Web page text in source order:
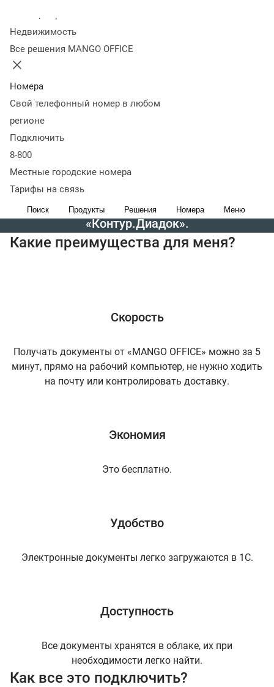
Недвижимость
Все решения MANGO OFFICE
Номера
Свой телефонный номер в любом
регионе
Подключить
8-800
Местные городские номера
Тарифы на связь
Поиск Продукты Решения Номера Меню
совершенно не обязаны быть бумажными.
Те же счета и акты, например, можно
выставлять, оформлять и отправлять
систему ЭДО. И для бухгалтерии это будет
официально: электронные документы с
собственноручной подписью и синей
печатью. Есть несколько систем ЭДО.
«MANGO OFFICE» пользуется
«Контур.Диадок».
Какие преимущества для меня?
Скорость
Получать документы от «MANGO OFFICE» можно за 5
минут, прямо на рабочий компьютер, не нужно ходить
на почту или контролировать доставку.
Экономия
Это бесплатно.
Удобство
Электронные документы легко загружаются в 1С.
Доступность
Все документы хранятся в облаке, их при
необходимости легко найти.
Как все это подключить?